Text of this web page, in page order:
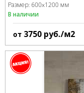
Размер: 600x1200 мм
В наличии
от 3750 руб./м2